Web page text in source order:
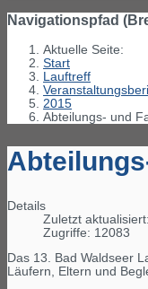
Navigationspfad
Aktuelle Seite:
Start
Lauftreff
2015
Abteilungs- und
Details
Zuletzt
Zugriffe: 12083
Das 13. Bad Waldseer
Läufern, Eltern und